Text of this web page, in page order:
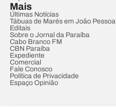
Mais
Últimas Notícias
Tábuas de Marés em João Pessoa
Editais
Sobre o Jornal da Paraíba
Cabo Branco FM
CBN Paraíba
Expediente
Comercial
Fale Conosco
Política de Privacidade
Espaço Opinião